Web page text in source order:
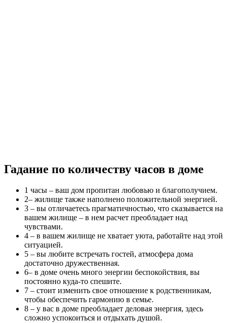
Гадание по количеству часов в доме
1 часы – ваш дом пропитан любовью и благополучием.
2– жилище также наполнено положительной энергией.
3 – вы отличаетесь прагматичностью, что сказывается на
вашем жилище – в нем расчет преобладает над
чувствами.
4 – в вашем жилище не хватает уюта, работайте над этой
ситуацией.
5 – вы любите встречать гостей, атмосфера дома
достаточно дружественная.
6– в доме очень много энергии беспокойствия, вы
постоянно куда-то спешите.
7 – стоит изменить свое отношение к родственникам,
чтобы обеспечить гармонию в семье.
8 – у вас в доме преобладает деловая энергия, здесь
сложно успокоиться и отдыхать душой.